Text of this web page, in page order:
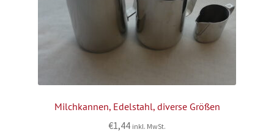
Milchkannen, Edelstahl, diverse Größen
€1,44 inkl. MwSt.